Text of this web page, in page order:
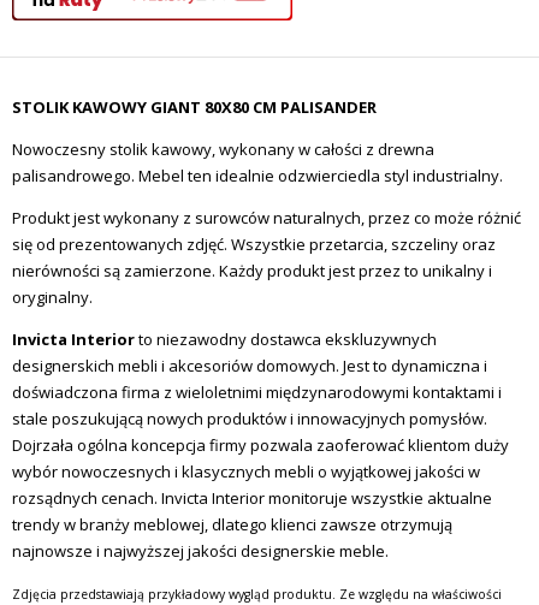
STOLIK KAWOWY GIANT 80X80 CM PALISANDER
Nowoczesny stolik kawowy, wykonany w całości z drewna
palisandrowego. Mebel ten idealnie odzwierciedla styl industrialny.
Produkt jest wykonany z surowców naturalnych, przez co może różnić
się od prezentowanych zdjęć. Wszystkie przetarcia, szczeliny oraz
nierówności są zamierzone. Każdy produkt jest przez to unikalny i
oryginalny.
Invicta Interiorto niezawodny dostawca ekskluzywnych
designerskich mebli i akcesoriów domowych. Jest to dynamiczna i
doświadczona firma z wieloletnimi międzynarodowymi kontaktami i
stale poszukującą nowych produktów i innowacyjnych pomysłów.
Dojrzała ogólna koncepcja firmy pozwala zaoferować klientom duży
wybór nowoczesnych i klasycznych mebli o wyjątkowej jakości w
rozsądnych cenach. Invicta Interior monitoruje wszystkie aktualne
trendy w branży meblowej, dlatego klienci zawsze otrzymują
najnowsze i najwyższej jakości designerskie meble.
Zdjęcia przedstawiają przykładowy wygląd produktu. Ze względu na właściwości